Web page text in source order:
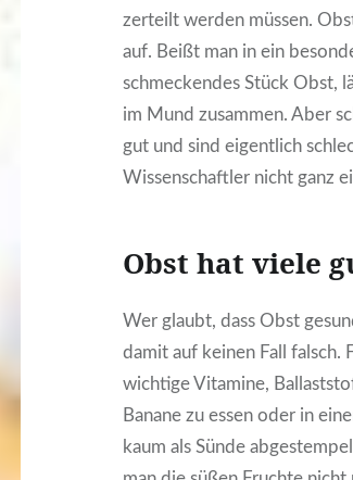
zerteilt werden müssen.
auf. Beißt man in ein
schmeckendes Stück Obst,
im Mund zusammen. Aber
gut und sind eigentlich
Wissenschaftler nicht ganz
Obst hat viele
Wer glaubt, dass Obst
damit auf keinen Fall falsch.
wichtige Vitamine,
Banane zu essen oder in
kaum als Sünde